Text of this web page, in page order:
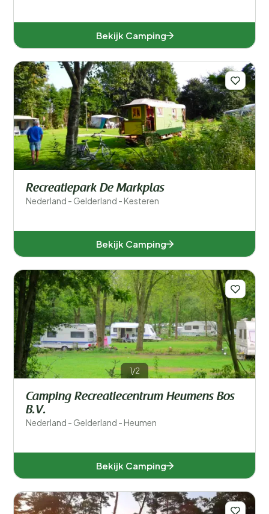
Bekijk Camping
Recreatiepark De Markplas
Nederland - Gelderland - Kesteren
Bekijk Camping
1/2
Camping Recreatiecentrum Heumens Bos
B.V.
Nederland - Gelderland - Heumen
Bekijk Camping